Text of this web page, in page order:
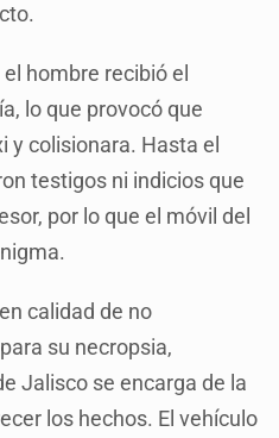
hombre recibió el
lo que provocó que
y colisionara. Hasta el
testigos ni indicios que
por lo que el móvil del
calidad de no
su necropsia,
Jalisco se encarga de la
los hechos. El vehículo